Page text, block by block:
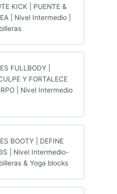
KICK | PUENTE &
| Nivel Intermedio |
FULLBODY |
Y FORTALECE
| Nivel Intermedio
BOOTY | DEFINE
| Nivel Intermedio-
& Yoga blocks